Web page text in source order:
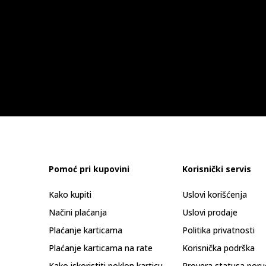
Pomoć pri kupovini
Kako kupiti
Načini plaćanja
Plaćanje karticama
Plaćanje karticama na rate
Korisnički servis
Uslovi korišćenja
Uslovi prodaje
Politika privatnosti
Korisnička podrška